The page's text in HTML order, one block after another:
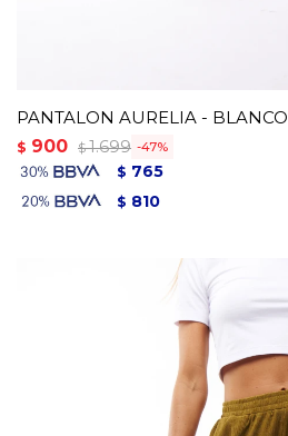
PANTALON AURELIA - BLANCO
$ 900 $ 1.699 47
$ 765
$ 810